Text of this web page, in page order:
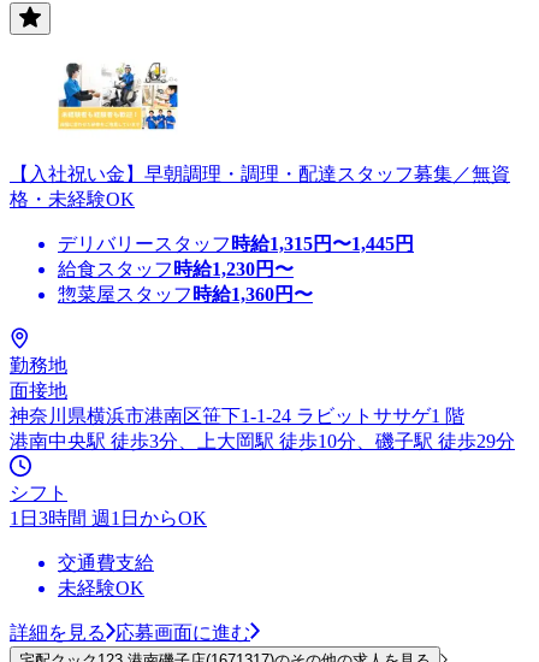
【入社祝い金】早朝調理・調理・配達スタッフ募集／無資
格・未経験OK
デリバリースタッフ 時給1,315円〜1,445円
給食スタッフ 時給1,230円〜
惣菜屋スタッフ 時給1,360円〜
勤務地
面接地
神奈川県横浜市港南区笹下1-1-24 ラビットササゲ1 階
港南中央駅 徒歩3分、上大岡駅 徒歩10分、磯子駅 徒歩29分
シフト
1日3時間 週1日からOK
交通費支給
未経験OK
詳細を見る 応募画面に進む